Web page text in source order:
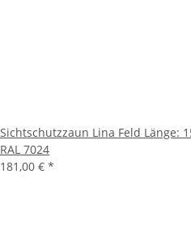
Sichtschutzzaun Lina Feld Länge:
RAL 7024
181,00 € *